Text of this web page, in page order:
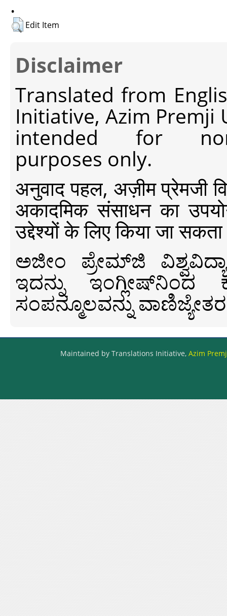
Edit Item
Disclaimer
Translated from
Initiative, Azim Premji
intended for non-
purposes only.
अनुवाद पहल, अज़ीम प्रेमजी
अकादमिक संसाधन का
उद्देश्यों के लिए किया जा
ಅಜೀಂ ಪ್ರೇಮ್‍ಜಿ
ಇದನ್ನು ಇಂಗ್ಲೀಷ್‍ನಿಂದ
ಸಂಪನ್ಮೂಲವನ್ನು
Maintained by Translations Initiative, Azim